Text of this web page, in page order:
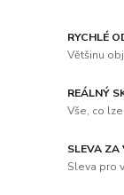
RYCHLÉ
Většinu
REÁLNÝ
Vše, co
SLEVA ZA
Sleva pro